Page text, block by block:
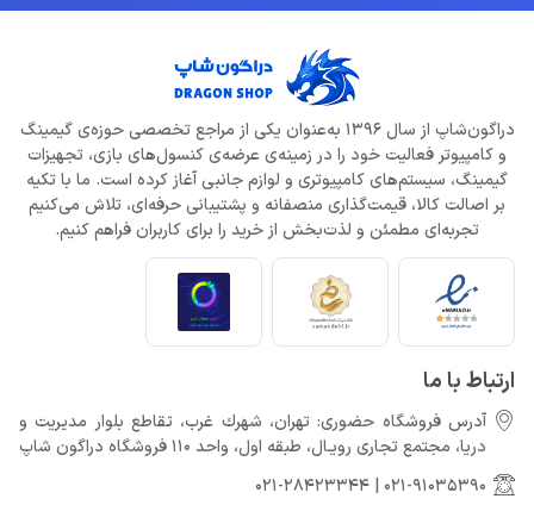
افزایش قیمت بازی‌ها؛ آیا Xbox بازیکنان را به Game Pass سوق
می‌دهد؟
خرداد 22, 1404
Call of Duty: Black Ops 7 برای کنسول‌های نسل هشتم هم می‌آید
خرداد 22, 1404
دراگون‌شاپ از سال 1396 به‌عنوان یکی از مراجع تخصصی حوزه‌ی گیمینگ
و کامپیوتر فعالیت خود را در زمینه‌ی عرضه‌ی کنسول‌های بازی، تجهیزات
گیمینگ، سیستم‌های کامپیوتری و لوازم جانبی آغاز کرده است. ما با تکیه
بر اصالت کالا، قیمت‌گذاری منصفانه و پشتیبانی حرفه‌ای، تلاش می‌کنیم
تجربه‌ای مطمئن و لذت‌بخش از خرید را برای کاربران فراهم کنیم.
ارتباط با ما
آدرس فروشگاه حضوری: تهران، شهرك غرب، تقاطع بلوار مدیریت و
دريا، مجتمع تجارى رويـال، طبقه اول، واحد 110 فروشگاه دراگون شاپ
021-91035390
021-28423344